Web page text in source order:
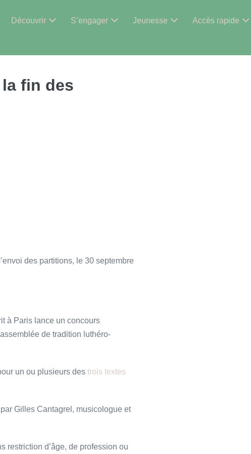
Découvrir S’engager Jeunesse Accès rapide
fin des
des partitions, le 30 septembre
à Paris lance un concours
de tradition luthéro-
un ou plusieurs des trois textes
Gilles Cantagrel, musicologue et
restriction d’âge, de profession ou